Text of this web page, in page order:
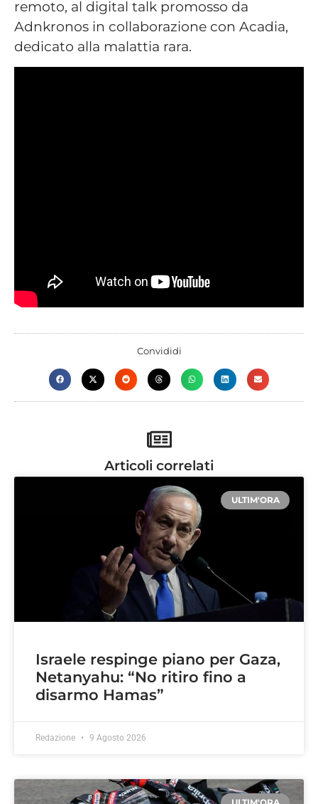
remoto, al digital talk promosso da
Adnkronos in collaborazione con Acadia,
dedicato alla malattia rara.
Convididi
Articoli correlati
ULTIM'ORA
Israele respinge piano per Gaza,
Netanyahu: “No ritiro fino a
disarmo Hamas”
Redazione 9 Agosto 2026